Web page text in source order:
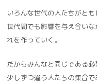
いろんな世代の人たちがとも
世代間でも影響を与え合い
れを作っていく。
だからみんなと同じである必
少しずつ違う人たちの集合